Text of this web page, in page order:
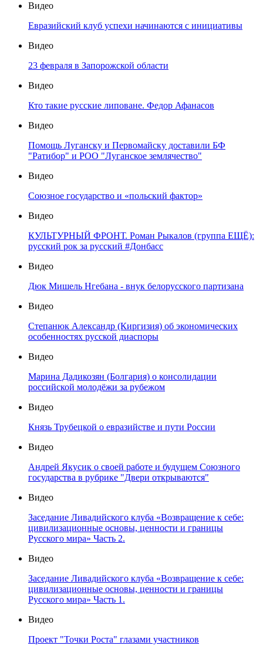
Видео
Евразийский клуб успехи начинаются с инициативы
Видео
23 февраля в Запорожской области
Видео
Кто такие русские липоване. Федор Афанасов
Видео
Помощь Луганску и Первомайску доставили БФ
"Ратибор" и РОО "Луганское землячество"
Видео
Союзное государство и «польский фактор»
Видео
КУЛЬТУРНЫЙ ФРОНТ. Роман Рыкалов (группа ЕЩЁ):
русский рок за русский #Донбасс
Видео
Дюк Мишель Нгебана - внук белорусского партизана
Видео
Степанюк Александр (Киргизия) об экономических
особенностях русской диаспоры
Видео
Марина Дадикозян (Болгария) о консолидации
российской молодёжи за рубежом
Видео
Князь Трубецкой о евразийстве и пути России
Видео
Андрей Якусик о своей работе и будущем Союзного
государства в рубрике "Двери открываются"
Видео
Заседание Ливадийского клуба «Возвращение к себе:
цивилизационные основы, ценности и границы
Русского мира» Часть 2.
Видео
Заседание Ливадийского клуба «Возвращение к себе:
цивилизационные основы, ценности и границы
Русского мира» Часть 1.
Видео
Проект "Точки Роста" глазами участников